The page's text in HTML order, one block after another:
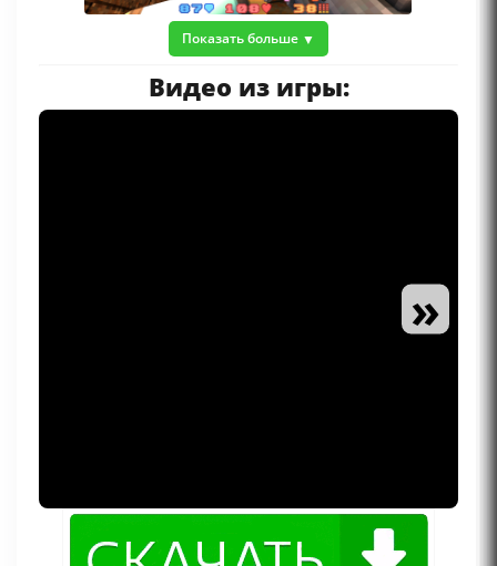
Показать больше
Видео из игры:
»